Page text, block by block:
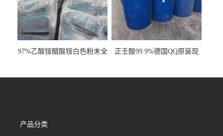
97%乙酸铵醋酸铵白色粉末全
正壬酸99.9%德国QQ原装现
产品分类